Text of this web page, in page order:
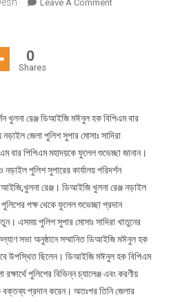
Leave A Comment
নড়াইল
জেলা
ফুলেল
শুভেচ্ছা
0
Shares
খুলনা রেঞ্জ ডিআইজি মঈনুল হক বিপিএম বার
জেলা পুলিশ সুপার মোসাঃ সাদিরা
বার পিপিএম মহাদয়কে ফুলেল শুভেচ্ছা জানান।
পুলিশ সুপারের কার্যালয় পরিদর্শন
রেঞ্জ। ডিআইজি খুলনা রেঞ্জ নড়াইল
পক্ষ থেকে ফুলেল শুভেচ্ছা প্রদান
এসময় পুলিশ সুপার মোসাঃ সাদিরা খাতুনের
সভা অনুষ্ঠানে সম্মানিত ডিআইজি মঈনুল হক
উপস্থিত ছিলেন। ডিআইজি মঈনুল হক বিপিএম
পুলিশের বিভিন্ন চ্যালেঞ্জ এবং করণীয়
বক্তব্য প্রদান করেন। অতঃপর তিনি জেলার